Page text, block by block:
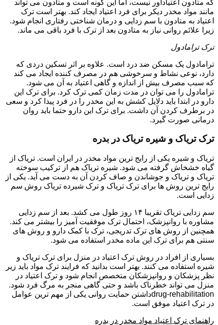
که متادون اعتیادآور نیست، اما این گونه است و متادون می تواند
مانند مواد مخدر دیکر برای فرد اعتیاد ایجاد کند. بهتر است ترک
اعتیاد به متادون با سم زدایی و درمان شناختی رفتاری انجام شود.
زیرا علائم روانی نیاز به متادون بعد از ترک با فرد باقی می ماند.
ترک ترامادول
ترامادول یک مسکن ضد درد است. علاوه بر اثر تسکین دردی که
دارد، نوعی نشاط و سرخوشی هم در مصرف کننده ایجاد می کند
که سبب مصرف بیش از اندازه و گاهی اعتیاد به آن می شود.
ترامادول را می توان در مدت زمان کمی ترک کرد. برای ترک این
دارو در ابتدا باید دلایل کشش به این مخدر را در فرد پیدا کرد و سعی
در برطرف کردن آن داشت. برای ترک این دارو حتما باید روان
درمانی صورت گیرد.
ترک تریاک و شیره تریاک در بدره
تریاک و شیره یکی از رایج ترین مواد مخدر در ایران است. تریاک از
گیاه خشخاش گرفته می شود. شیره تریاک هم از ترکیب سوخته
تریاک و تریاک و جوشاندن و صاف کردن آن به دست می آید. یکی از
رایج ترین روش ها برای ترک تریاک و ترک شیرده تریاک روش سم
زدایی است.
سم زدایی تریاک تقریبا ۱۴ روز طول می کشد. بعد از سم زدایی
مشاوره با روانپزشک، احتمال ترک موفقیت آمیز را بیشتر می کند.
همچنین از روش های ترک تدریجی، ترک با کمک دارو و روش های
سنتی هم برای ترک این ماده مخدر استفاده می شود.
بسیاری از افراد در روش ترک اعتیاد در منزل برای ترک تریاک و
شیره استفاده می کنند. بهتر است بدانید که فرایند ترک مواد باید زیر
نظر پزشکان و روانپزشکان متخصص انجام شود و ترک اعتیاد در
منزل می تواند خطرناک باشد و حتی گاهی منجر به مرگ فرد شود.
drug-rehabilitationداشتن حمایت روانی یکی از مهم ترین عوامل
در ترک اعتیاد موفق است.
راهنمای ترک اعتیاد مواد مخدر در بدره